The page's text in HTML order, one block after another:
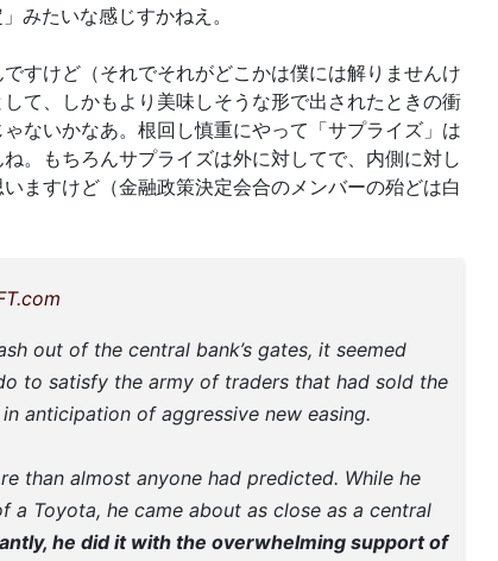
みたいな感じすかねえ。
すけど（それでそれがどこかは僕には解りませんけ
て、しかもより美味しそうな形で出されたときの衝
ないかなあ。根回し慎重にやって「サプライズ」は
。もちろんサプライズは外に対してで、内側に対し
ますけど（金融政策決定会合のメンバーの殆どは白
out of the central bank’s gates, it seemed
to satisfy the army of traders that had sold the
anticipation of aggressive new easing.
than almost anyone had predicted. While he
Toyota, he came about as close as a central
he did it with the overwhelming support of